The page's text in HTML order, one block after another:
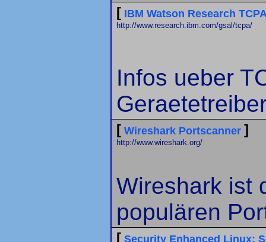
[ IBM Watson Research
http://www.research.ibm.com/gsal/tcpa/
Infos ueber
[ Wireshark Portscanner ]
http://www.wireshark.org/
Wireshark ist
populären
[ Security Enhanced Linux: